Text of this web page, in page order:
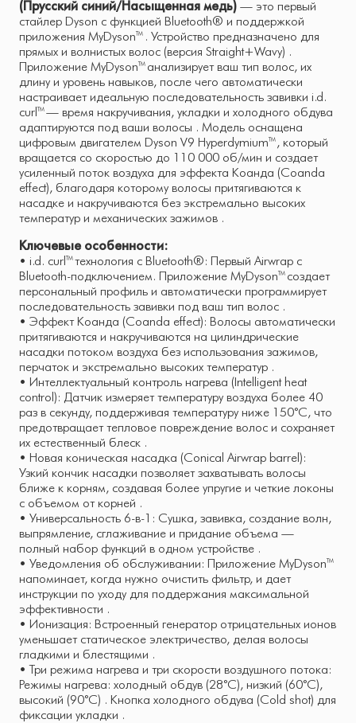
(Прусский синий/Насыщенная медь) — это первый
стайлер Dyson с функцией Bluetooth® и поддержкой
приложения MyDyson™ . Устройство предназначено для
прямых и волнистых волос (версия Straight+Wavy) .
Приложение MyDyson™ анализирует ваш тип волос, их
длину и уровень навыков, после чего автоматически
настраивает идеальную последовательность завивки i.d.
curl™ — время накручивания, укладки и холодного обдува
адаптируются под ваши волосы . Модель оснащена
цифровым двигателем Dyson V9 Hyperdymium™, который
вращается со скоростью до 110 000 об/мин и создает
усиленный поток воздуха для эффекта Коанда (Coanda
effect), благодаря которому волосы притягиваются к
насадке и накручиваются без экстремально высоких
температур и механических зажимов .
Ключевые особенности:
• i.d. curl™ технология с Bluetooth®: Первый Airwrap с
Bluetooth-подключением. Приложение MyDyson™ создает
персональный профиль и автоматически программирует
последовательность завивки под ваш тип волос .
• Эффект Коанда (Coanda effect): Волосы автоматически
притягиваются и накручиваются на цилиндрические
насадки потоком воздуха без использования зажимов,
перчаток и экстремально высоких температур .
• Интеллектуальный контроль нагрева (Intelligent heat
control): Датчик измеряет температуру воздуха более 40
раз в секунду, поддерживая температуру ниже 150°C, что
предотвращает тепловое повреждение волос и сохраняет
их естественный блеск .
• Новая коническая насадка (Conical Airwrap barrel):
Узкий кончик насадки позволяет захватывать волосы
ближе к корням, создавая более упругие и четкие локоны
с объемом от корней .
• Универсальность 6-в-1: Сушка, завивка, создание волн,
выпрямление, сглаживание и придание объема —
полный набор функций в одном устройстве .
• Уведомления об обслуживании: Приложение MyDyson™
напоминает, когда нужно очистить фильтр, и дает
инструкции по уходу для поддержания максимальной
эффективности .
• Ионизация: Встроенный генератор отрицательных ионов
уменьшает статическое электричество, делая волосы
гладкими и блестящими .
• Три режима нагрева и три скорости воздушного потока:
Режимы нагрева: холодный обдув (28°C), низкий (60°C),
высокий (90°C) . Кнопка холодного обдува (Cold shot) для
фиксации укладки .